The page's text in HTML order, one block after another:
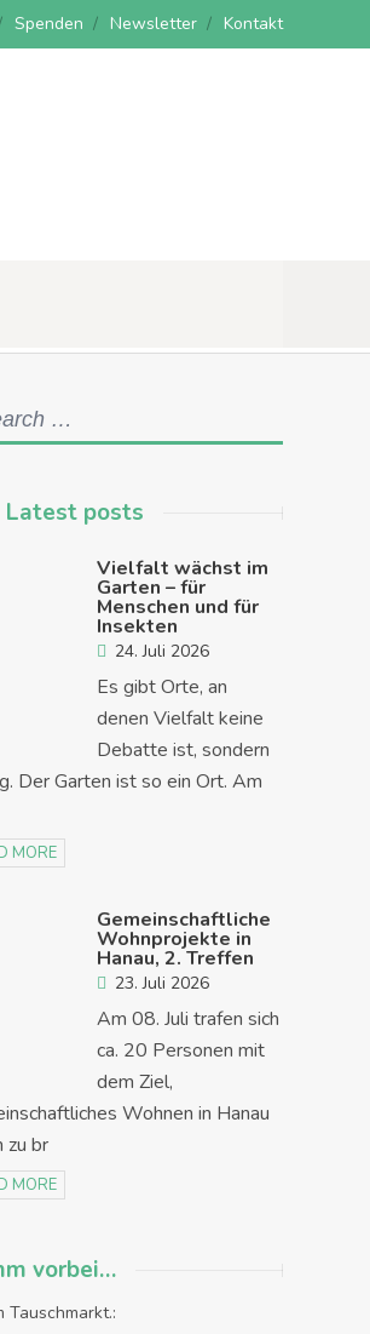
Spenden Newsletter Kontakt
Latest posts
Vielfalt wächst im
Garten – für
Menschen und für
Insekten
24. Juli 2026
Es gibt Orte, an
denen Vielfalt keine
Debatte ist, sondern
Der Garten ist so ein Ort. Am
MORE
Gemeinschaftliche
Wohnprojekte in
Hanau, 2. Treffen
23. Juli 2026
Am 08. Juli trafen sich
ca. 20 Personen mit
dem Ziel,
Wohnen in Hanau
zu br
MORE
vorbei…
Tauschmarkt.: